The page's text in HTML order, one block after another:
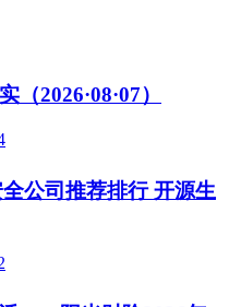
青岛入境游客超44万